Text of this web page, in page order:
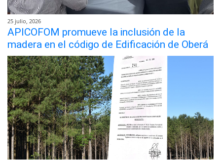
25 julio, 2026
APICOFOM promueve la inclusión de la
madera en el código de Edificación de Oberá